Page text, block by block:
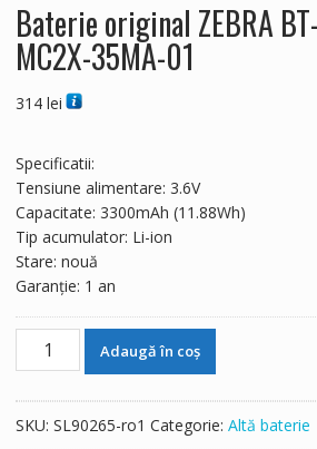
Baterie original ZEBRA
MC2X-35MA-01
314 lei
Specificatii:
Tensiune alimentare: 3.6V
Capacitate: 3300mAh (11.88Wh)
Tip acumulator: Li-ion
Stare: nouă
Garanție: 1 an
Cantitate
Baterie
BT-
Adaugă în coș
SKU: SL90265-ro1 Categorie: Altă baterie